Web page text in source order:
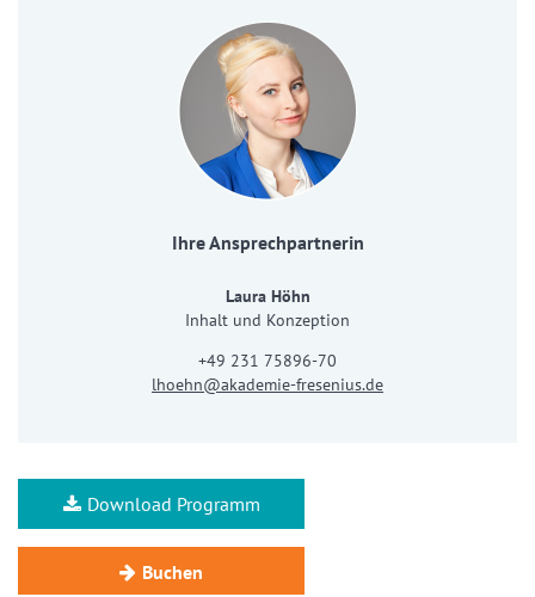
Ihre Ansprechpartnerin
Laura Höhn
Inhalt und Konzeption
+49 231 75896-70
lhoehn@akademie-fresenius.de
Download Programm
Buchen